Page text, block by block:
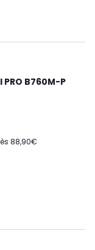
B760M-P
88,90€